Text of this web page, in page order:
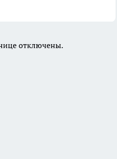
отключены.